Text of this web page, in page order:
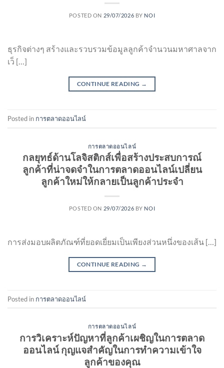
POSTED ON 29/07/2026 BY NOI
ธุรกิจต่างๆ สร้างและรวบรวมข้อมูลลูกค้าจำนวนมหาศาลจาก
เว็ […]
CONTINUE READING →
Posted in การตลาดออนไลน์
การตลาดออนไลน์
กลยุทธ์ด้านโลจิสติกส์เพื่อสร้างประสบการณ์
ลูกค้าที่น่าจดจำในการตลาดออนไลน์เปลี่ยน
ลูกค้าใหม่ให้กลายเป็นลูกค้าประจำ
POSTED ON 29/07/2026 BY NOI
การส่งมอบผลิตภัณฑ์ที่ยอดเยี่ยมเป็นเพียงส่วนหนึ่งของเส้น […]
CONTINUE READING →
Posted in การตลาดออนไลน์
การตลาดออนไลน์
การวิเคราะห์ปัญหาที่ลูกค้าเผชิญในการตลาด
ออนไลน์ กุญแจสำคัญในการทำความเข้าใจ
ลูกค้าของคุณ